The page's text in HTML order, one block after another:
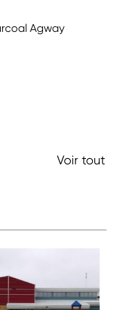
Agway
Voir tout